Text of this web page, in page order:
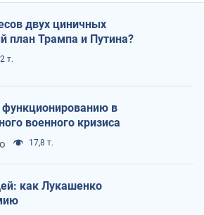
двух циничных
план Трампа и Путина?
т.
функционированию в
военного кризиса
17,8 т.
как Лукашенко